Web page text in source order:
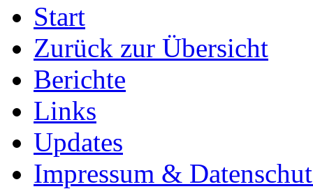
Start
Zurück zur Übersicht
Berichte
Links
Updates
Impressum &